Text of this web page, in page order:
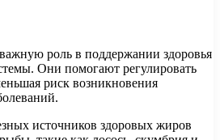
роль в поддержании здоровья
Они помогают регулировать
риск возникновения
источников здоровых жиров